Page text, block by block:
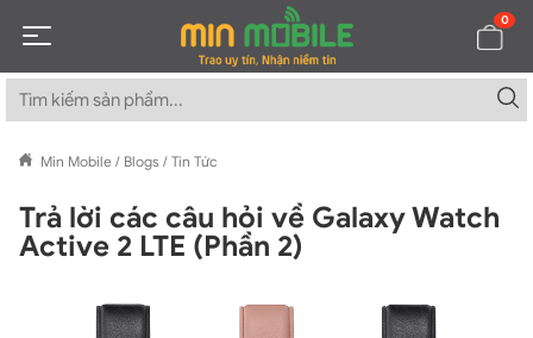
0
Min Mobile / Blogs / Tin Tức
Trả lời các câu hỏi về Galaxy Watch
Active 2 LTE (Phần 2)